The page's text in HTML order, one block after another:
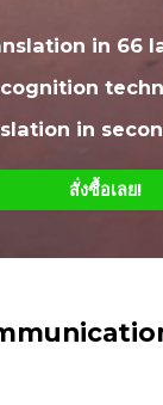
in 66
in
สั่งซื้อเลย!